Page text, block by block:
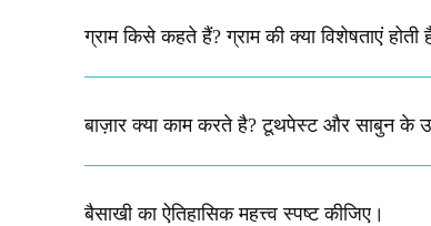
ग्राम किसे कहते हैं? ग्राम की क्या विशेषताएं होती
बाज़ार क्या काम करते है? टूथपेस्ट और साबुन के
बैसाखी का ऐतिहासिक महत्त्व स्पष्ट कीजिए।​